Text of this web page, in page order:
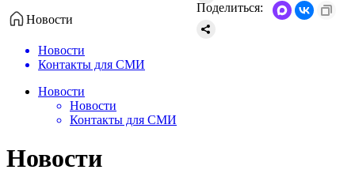
Новости
Поделиться:
Новости
Контакты для СМИ
Новости
Новости
Контакты для СМИ
Новости